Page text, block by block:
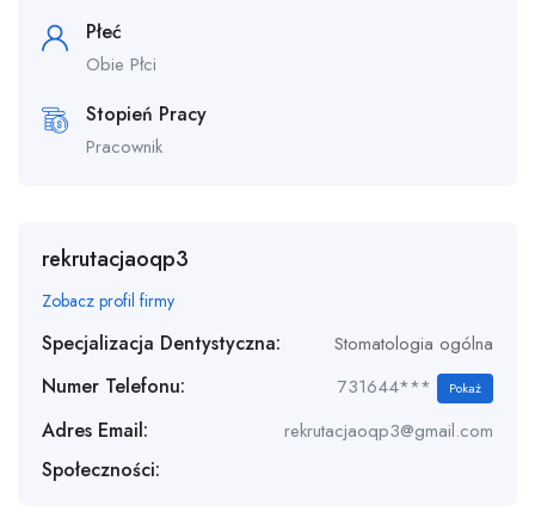
Płeć
Obie Płci
Stopień Pracy
Pracownik
rekrutacjaoqp3
Zobacz profil firmy
Specjalizacja Dentystyczna: Stomatologia ogólna
Numer Telefonu: 731644*** Pokaż
Adres Email: rekrutacjaoqp3@gmail.com
Społeczności: